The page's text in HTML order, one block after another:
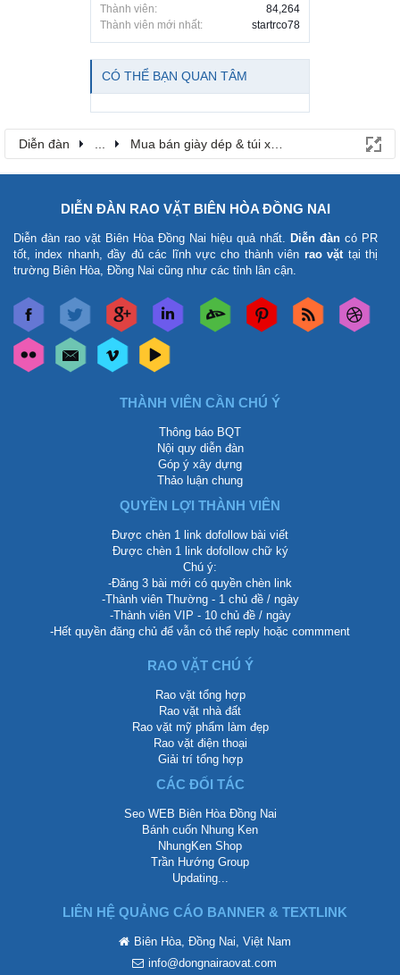
Thành viên:
84,264
Thành viên mới nhất:
startrco78
CÓ THỂ BẠN QUAN TÂM
Diễn đàn Mua bán giày dép & túi xách
DIỄN ĐÀN RAO VẶT BIÊN HÒA ĐỒNG NAI
Diễn đàn rao vặt Biên Hòa Đồng Nai hiệu quả nhất. Diễn đàn có PR
tốt, index nhanh, đầy đủ các lĩnh vực cho thành viên rao vặt tại thị
trường Biên Hòa, Đồng Nai cũng như các tỉnh lân cận.
THÀNH VIÊN CẦN CHÚ Ý
Thông báo BQT
Nội quy diễn đàn
Góp ý xây dựng
Thảo luận chung
QUYỀN LỢI THÀNH VIÊN
Được chèn 1 link dofollow bài viết
Được chèn 1 link dofollow chữ ký
Chú ý:
-Đăng 3 bài mới có quyền chèn link
-Thành viên Thường - 1 chủ đề / ngày
-Thành viên VIP - 10 chủ đề / ngày
-Hết quyền đăng chủ để vẫn có thể reply hoặc commment
RAO VẶT CHÚ Ý
Rao vặt tổng hợp
Rao vặt nhà đất
Rao vặt mỹ phẩm làm đẹp
Rao vặt điện thoại
Giải trí tổng hợp
CÁC ĐỐI TÁC
Seo WEB Biên Hòa Đồng Nai
Bánh cuốn Nhung Ken
NhungKen Shop
Trần Hướng Group
Updating...
LIÊN HỆ QUẢNG CÁO BANNER & TEXTLINK
Biên Hòa, Đồng Nai, Việt Nam
info@dongnairaovat.com